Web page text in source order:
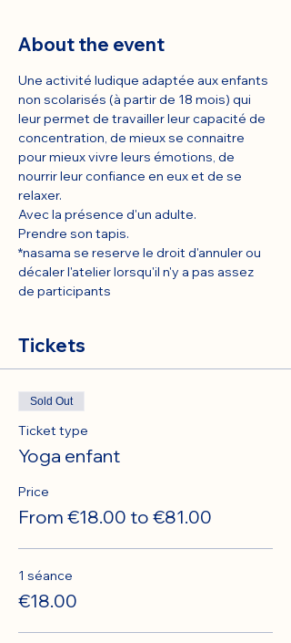
About the event
Une activité ludique adaptée aux enfants
non scolarisés (à partir de 18 mois) qui
leur permet de travailler leur capacité de
concentration, de mieux se connaitre
pour mieux vivre leurs émotions, de
nourrir leur confiance en eux et de se
relaxer.
Avec la présence d'un adulte.
Prendre son tapis.
*nasama se reserve le droit d'annuler ou
décaler l'atelier lorsqu'il n'y a pas assez
de participants
Tickets
Sold Out
Ticket type
Yoga enfant
Price
From €18.00 to €81.00
1 séance
€18.00